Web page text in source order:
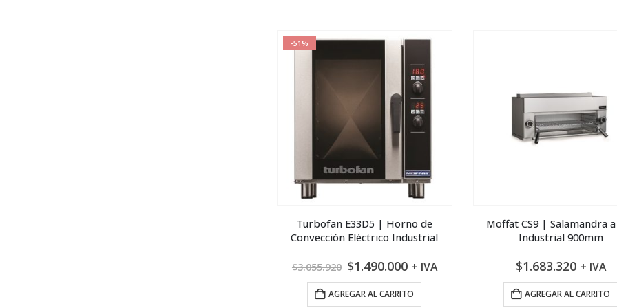
-51%
Turbofan E33D5 | Horno de
Convección Eléctrico Industrial
$3.055.920 El
original
era:
$1.490.000El
actual
es:
+ IVA
AGREGAR AL CARRITO
Moffat CS9 | Salamandra a
Industrial 900mm
$1.683.320 + IVA
AGREGAR AL CARRITO